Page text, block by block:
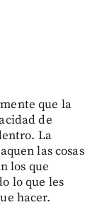
que la
de
La
las cosas
los que
lo que les
hacer.